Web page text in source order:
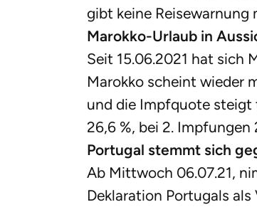
gibt keine Reisewarnung
Marokko-Urlaub in
Seit 15.06.2021 hat sich
Marokko scheint wieder
und die Impfquote steigt
26,6 %, bei 2. Impfungen
Portugal stemmt sich
Ab Mittwoch 06.07.21,
Deklaration Portugals